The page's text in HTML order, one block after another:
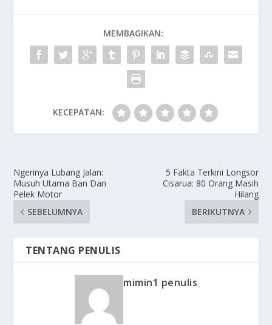
MEMBAGIKAN:
KECEPATAN:
Ngerinya Lubang Jalan:
Musuh Utama Ban Dan
Pelek Motor
SEBELUMNYA
5 Fakta Terkini Longsor
Cisarua: 80 Orang Masih
Hilang
BERIKUTNYA
TENTANG PENULIS
mimin1 penulis